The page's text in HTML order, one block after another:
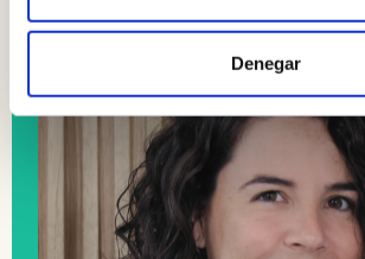
Denegar
FORMACIÓN